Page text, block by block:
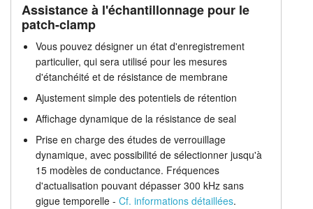
Assistance à l'échantillonnage pour le
patch-clamp
Vous pouvez désigner un état d'enregistrement
particulier, qui sera utilisé pour les mesures
d'étanchéité et de résistance de membrane
Ajustement simple des potentiels de rétention
Affichage dynamique de la résistance de seal
Prise en charge des études de verrouillage
dynamique, avec possibilité de sélectionner jusqu'à
15 modèles de conductance. Fréquences
d'actualisation pouvant dépasser 300 kHz sans
gigue temporelle - Cf. informations détaillées.